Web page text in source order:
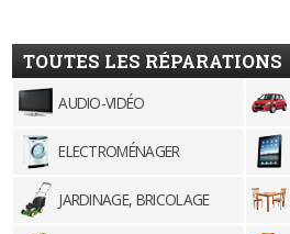
TOUTES LES RÉPARATIONS
AUDIO-VIDÉO
ELECTROMÉNAGER
JARDINAGE, BRICOLAGE